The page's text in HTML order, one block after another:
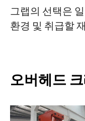
그랩의 선택은
환경 및 취급할
오버헤드